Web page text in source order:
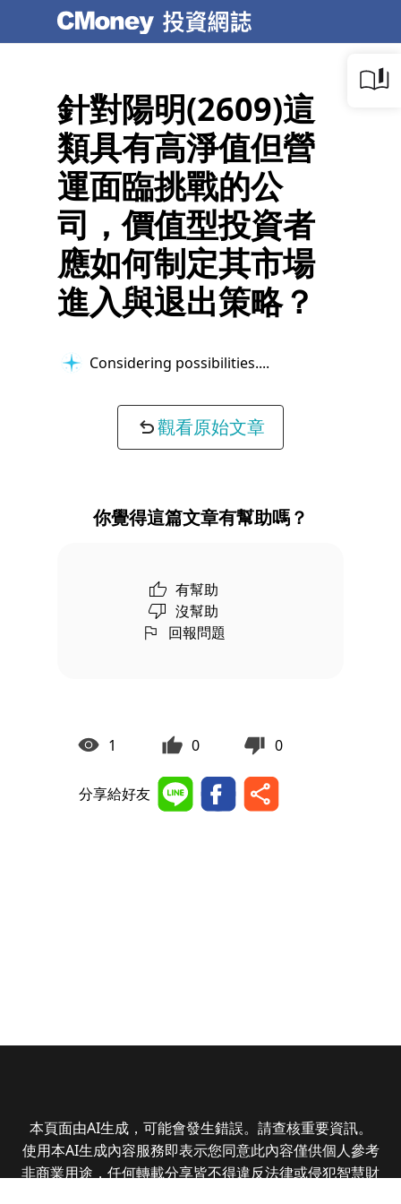
針對陽明(2609)這
類具有高淨值但營
運面臨挑戰的公
司，價值型投資者
應如何制定其市場
進入與退出策略？
Considering possibilities...
觀看原始文章
你覺得這篇文章有幫助嗎？
有幫助
沒幫助
回報問題
1 0 0
分享給好友
本頁面由AI生成，可能會發生錯誤。請查核重要資訊。
使用本AI生成內容服務即表示您同意此內容僅供個人參考
非商業用途，任何轉載分享皆不得違反法律或侵犯智慧財